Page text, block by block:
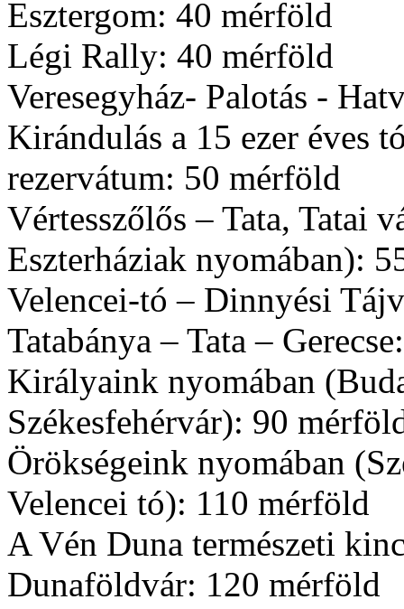
Esztergom: 40 mérföld
Légi Rally: 40 mérföld
Veresegyház- Palotás -
Kirándulás a 15 ezer éves
rezervátum: 50 mérföld
Vértesszőlős – Tata, Tatai
Eszterháziak nyomában):
Velencei-tó – Dinnyési
Tatabánya – Tata –
Királyaink nyomában
Székesfehérvár): 90
Örökségeink nyomában
Velencei tó): 110 mérföld
A Vén Duna természeti
Dunaföldvár: 120 mérföld